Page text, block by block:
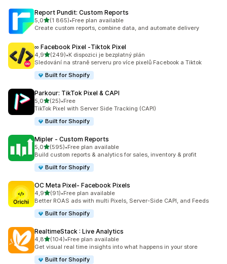
Report Pundit: Custom Reports
5,0z 5 hvězd
(1 865)
Celkový počet recenzí: 1865
•Free plan available
Create custom reports, combine data, and automate delivery
∞ Facebook Pixel ‑Tiktok Pixel
4,9z 5 hvězd
(249)
Celkový počet recenzí: 249
•K dispozici je bezplatný plán
Sledování na straně serveru pro více pixelů Facebook a Tiktok
Built for Shopify
Parkour: TikTok Pixel & CAPI
5,0z 5 hvězd
(25)
Celkový počet recenzí: 25
•Free
TikTok Pixel with Server Side Tracking (CAPI)
Built for Shopify
Mipler ‑ Custom Reports
5,0z 5 hvězd
(595)
Celkový počet recenzí: 595
•Free plan available
Build custom reports & analytics for sales, inventory & profit
Built for Shopify
OC Meta Pixel‑ Facebook Pixels
4,9z 5 hvězd
(91)
Celkový počet recenzí: 91
•Free plan available
Better ROAS ads with multi Pixels, Server-Side CAPI, and Feeds
Built for Shopify
RealtimeStack : Live Analytics
4,8z 5 hvězd
(104)
Celkový počet recenzí: 104
•Free plan available
Get visual real time insights into what happens in your store
Built for Shopify